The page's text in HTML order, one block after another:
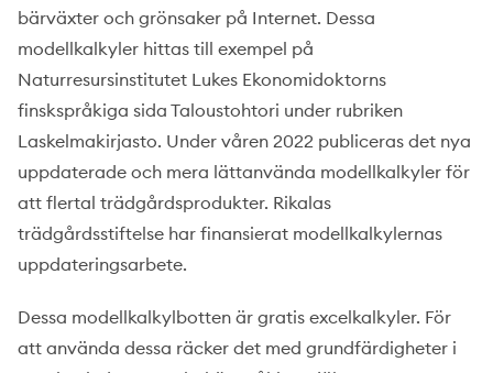
bärväxter och grönsaker på Internet. Dessa
modellkalkyler hittas till exempel på
Naturresursinstitutet Lukes Ekonomidoktorns
finskspråkiga sida Taloustohtori under rubriken
Laskelmakirjasto. Under våren 2022 publiceras det nya
uppdaterade och mera lättanvända modellkalkyler för
att flertal trädgårdsprodukter. Rikalas
trädgårdsstiftelse har finansierat modellkalkylernas
uppdateringsarbete.
Dessa modellkalkylbotten är gratis excelkalkyler. För
att använda dessa räcker det med grundfärdigheter i